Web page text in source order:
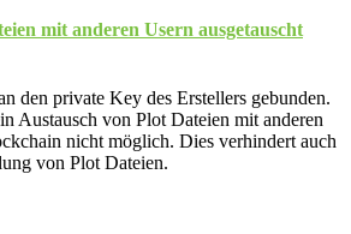
mit anderen Usern ausgetauscht
den private Key des Erstellers gebunden.
Austausch von Plot Dateien mit anderen
nicht möglich. Dies verhindert auch
von Plot Dateien.